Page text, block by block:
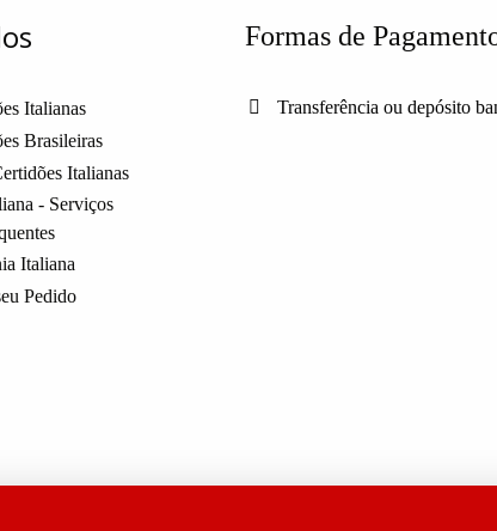
Italianas
Brasileiras
Italianas
- Serviços
Italiana
Pedido
Formas de
Transferência ou depósito